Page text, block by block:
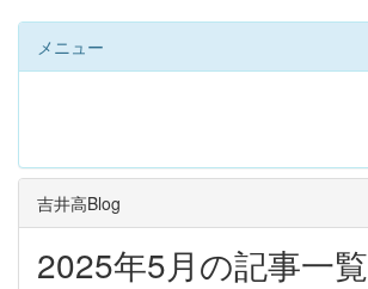
メニュー
吉井高Blog
2025年5月の記事一覧